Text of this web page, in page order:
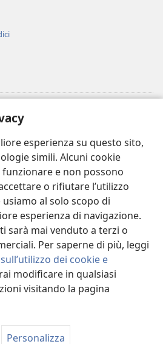
esperienza su questo sito,
simili. Alcuni cookie
e non possono
o rifiutare l’utilizzo
al solo scopo di
esperienza di navigazione.
sarà mai venduto a terzi o
Per saperne di più, leggi
dei cookie e
modificare in qualsiasi
visitando la pagina
Personalizza
Bible and Tract Society of Pennsylvania.
SULLA PRIVACY